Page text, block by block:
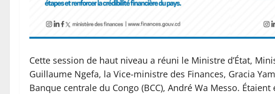
Cette session de haut niveau a réuni le Ministre d’État,
Guillaume Ngefa, la Vice-ministre des Finances, Gracia
Banque centrale du Congo (BCC), André Wa Messo.